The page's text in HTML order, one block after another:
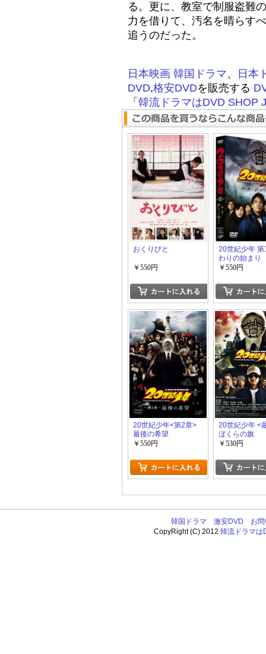
る。更に、教室で制服盗難
力を借りて、汚名を晴らす
追うのだった。
日本映画 韓国ドラマ、
日本
DVD,格安DVDを販売する
「 韓流ドラマはDVD SHOP
おくりびと
￥550円
20世紀少年
わりの始まり
￥550円
20世紀少年<第2章>
最後の希望
￥550円
20世紀少年 <
ぼくらの旗
￥530円
韓国ドラマ 激安DVD
お
CopyRight (C) 2012韓流ドラマは